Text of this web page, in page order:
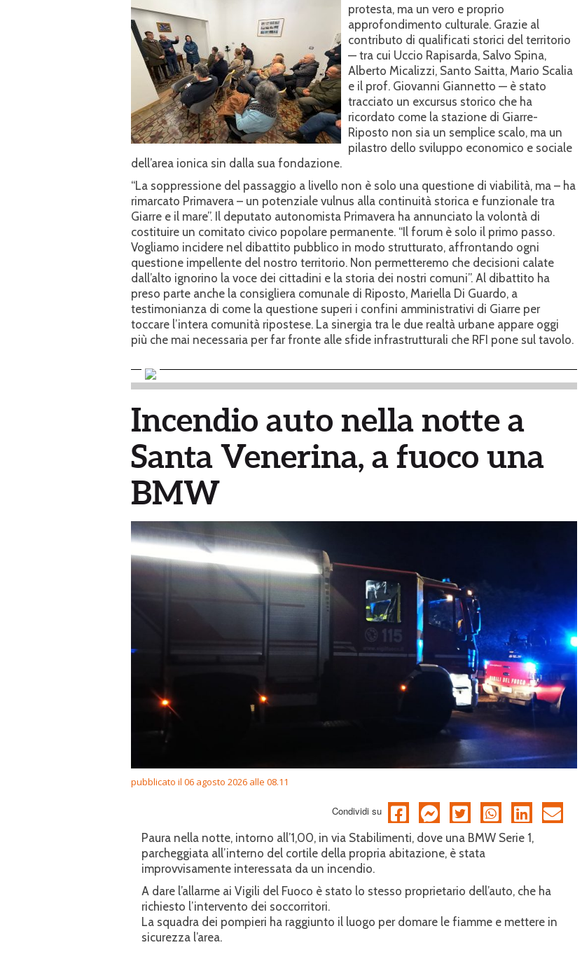
protesta, ma un vero e proprio
approfondimento culturale. Grazie al
contributo di qualificati storici del territorio
— tra cui Uccio Rapisarda, Salvo Spina,
Alberto Micalizzi, Santo Saitta, Mario Scalia
e il prof. Giovanni Giannetto — è stato
tracciato un excursus storico che ha
ricordato come la stazione di Giarre-
Riposto non sia un semplice scalo, ma un
pilastro dello sviluppo economico e sociale
dell’area ionica sin dalla sua fondazione.
“La soppressione del passaggio a livello non è solo una questione di viabilità, ma – ha
rimarcato Primavera – un potenziale vulnus alla continuità storica e funzionale tra
Giarre e il mare”. Il deputato autonomista Primavera ha annunciato la volontà di
costituire un comitato civico popolare permanente. “Il forum è solo il primo passo.
Vogliamo incidere nel dibattito pubblico in modo strutturato, affrontando ogni
questione impellente del nostro territorio. Non permetteremo che decisioni calate
dall’alto ignorino la voce dei cittadini e la storia dei nostri comuni”. Al dibattito ha
preso parte anche la consigliera comunale di Riposto, Mariella Di Guardo, a
testimonianza di come la questione superi i confini amministrativi di Giarre per
toccare l’intera comunità ripostese. La sinergia tra le due realtà urbane appare oggi
più che mai necessaria per far fronte alle sfide infrastrutturali che RFI pone sul tavolo.
Incendio auto nella notte a
Santa Venerina, a fuoco una
BMW
pubblicato il 06 agosto 2026 alle 08.11
Condividi su
Paura nella notte, intorno all’1,00, in via Stabilimenti, dove una BMW Serie 1,
parcheggiata all’interno del cortile della propria abitazione, è stata
improvvisamente interessata da un incendio.
A dare l’allarme ai Vigili del Fuoco è stato lo stesso proprietario dell’auto, che ha
richiesto l’intervento dei soccorritori.
La squadra dei pompieri ha raggiunto il luogo per domare le fiamme e mettere in
sicurezza l’area.